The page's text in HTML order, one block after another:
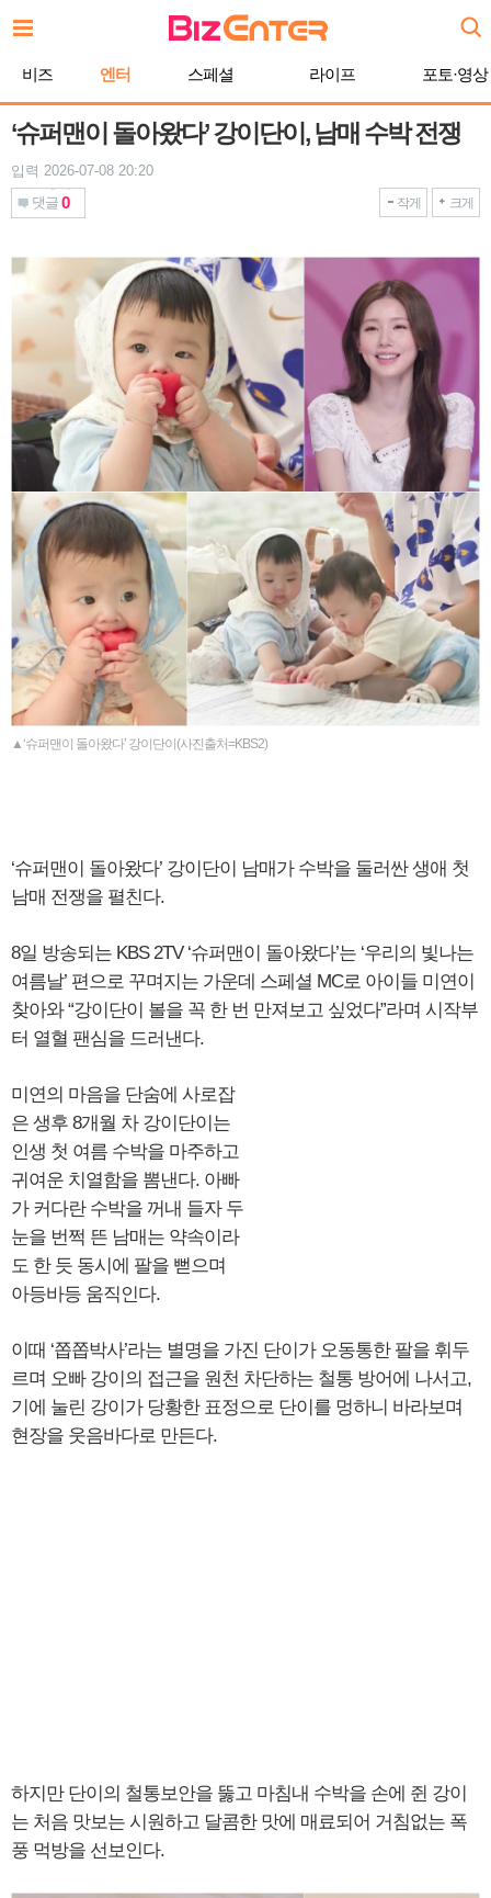
문
비즈 엔터 스페셜 라이프 포토·영상
‘슈퍼맨이 돌아왔다’ 강이단이, 남매 수박 전쟁
입력 2026-07-08 20:20
댓글 0 작게 크게
▲‘슈퍼맨이 돌아왔다’ 강이단이(사진출처=KBS2)
‘슈퍼맨이 돌아왔다’ 강이단이 남매가 수박을 둘러싼 생애 첫
남매 전쟁을 펼친다.
8일 방송되는 KBS 2TV ‘슈퍼맨이 돌아왔다’는 ‘우리의 빛나는
여름날’ 편으로 꾸며지는 가운데 스페셜 MC로 아이들 미연이
찾아와 “강이단이 볼을 꼭 한 번 만져보고 싶었다”라며 시작부
터 열혈 팬심을 드러낸다.
미연의 마음을 단숨에 사로잡
은 생후 8개월 차 강이단이는
인생 첫 여름 수박을 마주하고
귀여운 치열함을 뽐낸다. 아빠
가 커다란 수박을 꺼내 들자 두
눈을 번쩍 뜬 남매는 약속이라
도 한 듯 동시에 팔을 뻗으며
아등바등 움직인다.
이때 ‘쫍쫍박사’라는 별명을 가진 단이가 오동통한 팔을 휘두
르며 오빠 강이의 접근을 원천 차단하는 철통 방어에 나서고,
기에 눌린 강이가 당황한 표정으로 단이를 멍하니 바라보며
현장을 웃음바다로 만든다.
하지만 단이의 철통보안을 뚫고 마침내 수박을 손에 쥔 강이
는 처음 맛보는 시원하고 달콤한 맛에 매료되어 거침없는 폭
풍 먹방을 선보인다.